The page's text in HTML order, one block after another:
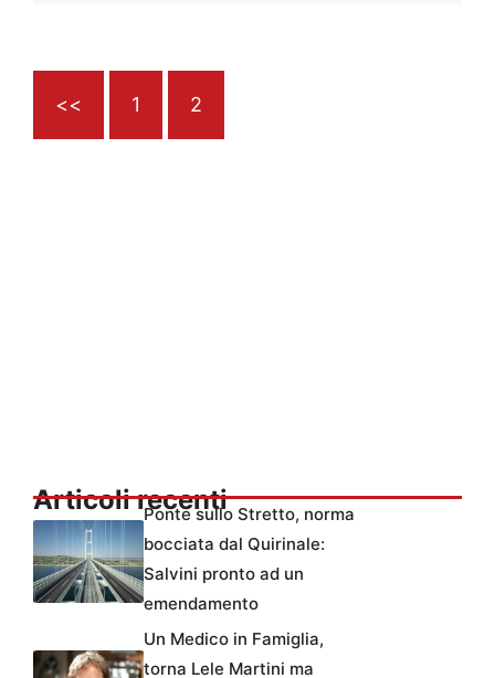
<< 1 2
Articoli recentiPonte sullo Stretto, norma
bocciata dal Quirinale:
Salvini pronto ad un
emendamento
Un Medico in Famiglia,
torna Lele Martini ma